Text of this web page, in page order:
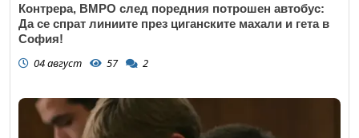
Контрера, ВМРО след поредния потрошен автобус:
Да се спрат линиите през циганските махали и гета в
София!
04 август 57 2